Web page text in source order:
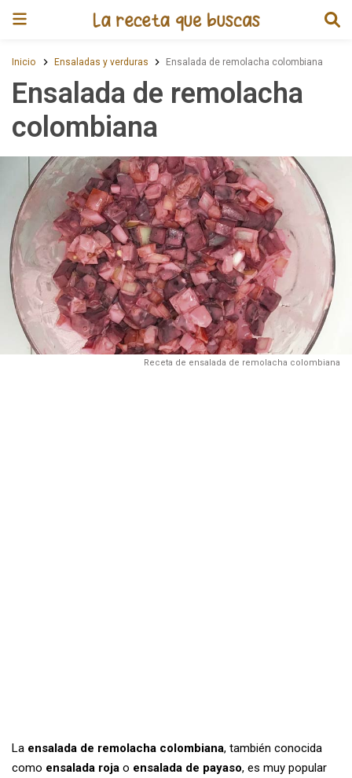
Inicio Ensaladas y verduras Ensalada de remolacha colombiana
Ensalada de remolacha
colombiana
Receta de ensalada de remolacha colombiana
La ensalada de remolacha colombiana, también conocida
como ensalada roja o ensalada de payaso, es muy popular